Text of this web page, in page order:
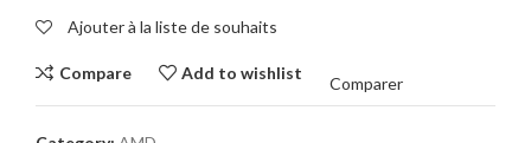
Ajouter à la liste de souhaits
Compare Add to wishlist
Comparer